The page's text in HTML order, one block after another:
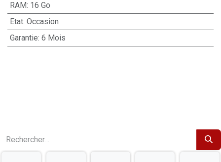
RAM: 16 Go
Etat: Occasion
Garantie: 6 Mois